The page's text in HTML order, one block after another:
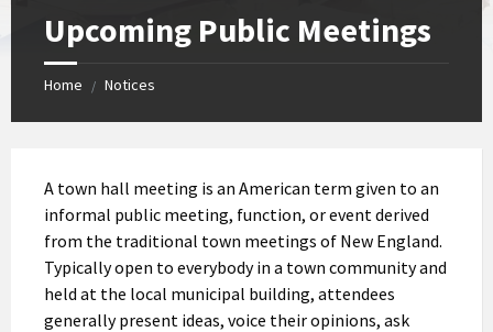
Upcoming Public Meetings
Home / Notices
A town hall meeting is an American term given to an
informal public meeting, function, or event derived
from the traditional town meetings of New England.
Typically open to everybody in a town community and
held at the local municipal building, attendees
generally present ideas, voice their opinions, ask